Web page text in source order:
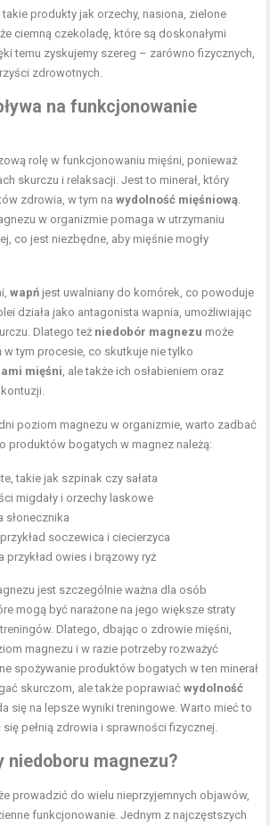
produkty jak orzechy, nasiona, zielone
ciemną czekoladę, które są doskonałymi
temu zyskujemy szereg – zarówno fizycznych,
zdrowotnych.
na funkcjonowanie
rolę w funkcjonowaniu mięśni, ponieważ
skurczu i relaksacji. Jest to minerał, który
zdrowia, w tym nawydolność mięśniową.
w organizmie pomaga w utrzymaniu
co jest niezbędne, aby mięśnie mogły
wapń jest uwalniany do komórek, co powoduje
działa jako antagonista wapnia, umożliwiając
Dlatego też niedobór magnezu może
tym procesie, co skutkuje nie tylko
mięśni, ale także ich osłabieniem oraz
poziom magnezu w organizmie, warto zadbać
produktów bogatych w magnez należą:
takie jak szpinak czy sałata
migdały i orzechy laskowe
słonecznika
soczewica i ciecierzyca
przykład owies i brązowy ryż
jest szczególnie ważna dla osób
mogą być narażone na jego większe straty
Dlatego, dbając o zdrowie mięśni,
magnezu i w razie potrzeby rozważyć
spożywanie produktów bogatych w ten minerał
skurczom, ale także poprawiaćwydolność
się na lepsze wyniki treningowe. Warto mieć to
pełnią zdrowia i sprawności fizycznej.
niedoboru magnezu?
prowadzić do wielu nieprzyjemnych objawów,
funkcjonowanie. Jednym z najczęstszych